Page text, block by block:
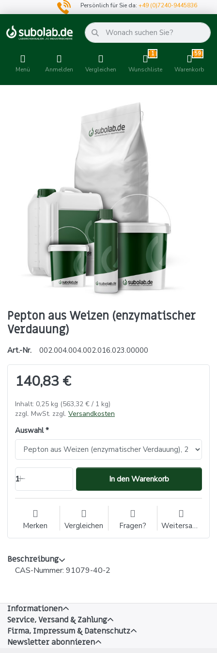
Persönlich für Sie da:+49 (0)7240-9445836
Menü Anmelden Vergleichen
1
Wunschliste
59
Warenkorb
Pepton aus Weizen (enzymatischer
Verdauung)
Art.-Nr. 002.004.004.002.016.023.00000
140,83 €
Inhalt: 0,25 kg (563,32 € / 1 kg)
zzgl. MwSt. zzgl. Versandkosten
Auswahl
1 In den Warenkorb
Merken Vergleichen Fragen? Weitersagen
Beschreibung
CAS-Nummer: 91079-40-2
Informationen
Service, Versand & Zahlung
Firma, Impressum & Datenschutz
Newsletter abonnieren